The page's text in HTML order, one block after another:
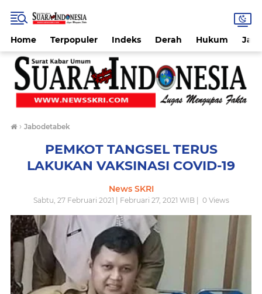
Home Terpopuler Indeks Derah Hukum
› Jabodetabek
PEMKOT TANGSEL TERUS
LAKUKAN VAKSINASI COVID-19
News SKRI
Sabtu, 27 Februari 2021 | Februari 27, 2021 WIB | 0Views